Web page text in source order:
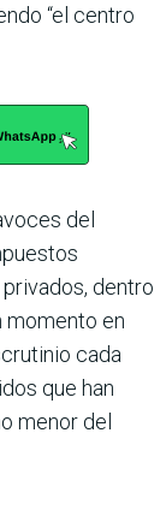
“el centro
del
dentro
momento en
cada
que han
menor del